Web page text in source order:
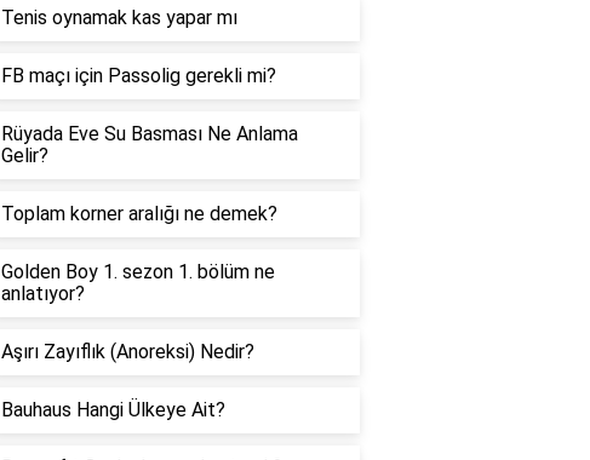
Tenis oynamak kas yapar mı
FB maçı için Passolig gerekli mi?
Rüyada Eve Su Basması Ne Anlama
Gelir?
Toplam korner aralığı ne demek?
Golden Boy 1. sezon 1. bölüm ne
anlatıyor?
Aşırı Zayıflık (Anoreksi) Nedir?
Bauhaus Hangi Ülkeye Ait?